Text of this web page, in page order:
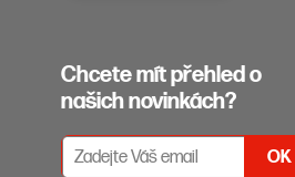
Chcete mít přehled o
našich novinkách?
PŘIHLÁŠENÍ K ODBĚRU NEWSLETTERŮ